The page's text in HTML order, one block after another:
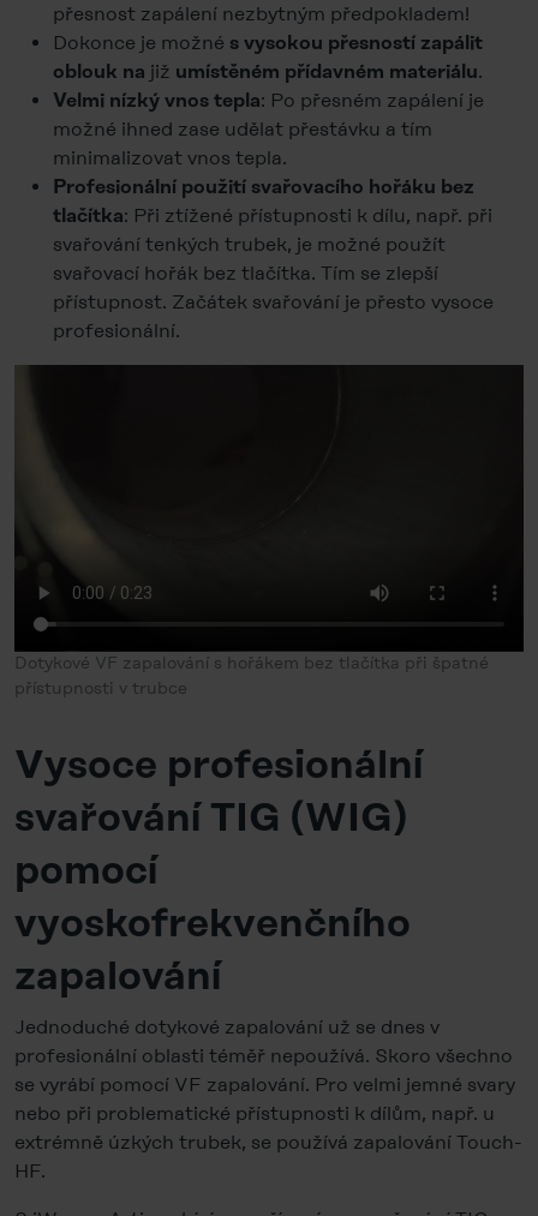
přesnost zapálení nezbytným předpokladem!
Dokonce je možné s vysokou přesností zapálit
oblouk na již umístěném přídavném materiálu.
Velmi nízký vnos tepla: Po přesném zapálení je
možné ihned zase udělat přestávku a tím
minimalizovat vnos tepla.
Profesionální použití svařovacího hořáku bez
tlačítka: Při ztížené přístupnosti k dílu, např. při
svařování tenkých trubek, je možné použít
svařovací hořák bez tlačítka. Tím se zlepší
přístupnost. Začátek svařování je přesto vysoce
profesionální.
Dotykové VF zapalování s hořákem bez tlačítka při špatné
přístupnosti v trubce
Vysoce profesionální
svařování TIG (WIG)
pomocí
vyoskofrekvenčního
zapalování
Jednoduché dotykové zapalování už se dnes v
profesionální oblasti téměř nepoužívá. Skoro všechno
se vyrábí pomocí VF zapalování. Pro velmi jemné svary
nebo při problematické přístupnosti k dílům, např. u
extrémně úzkých trubek, se používá zapalování Touch-
HF.